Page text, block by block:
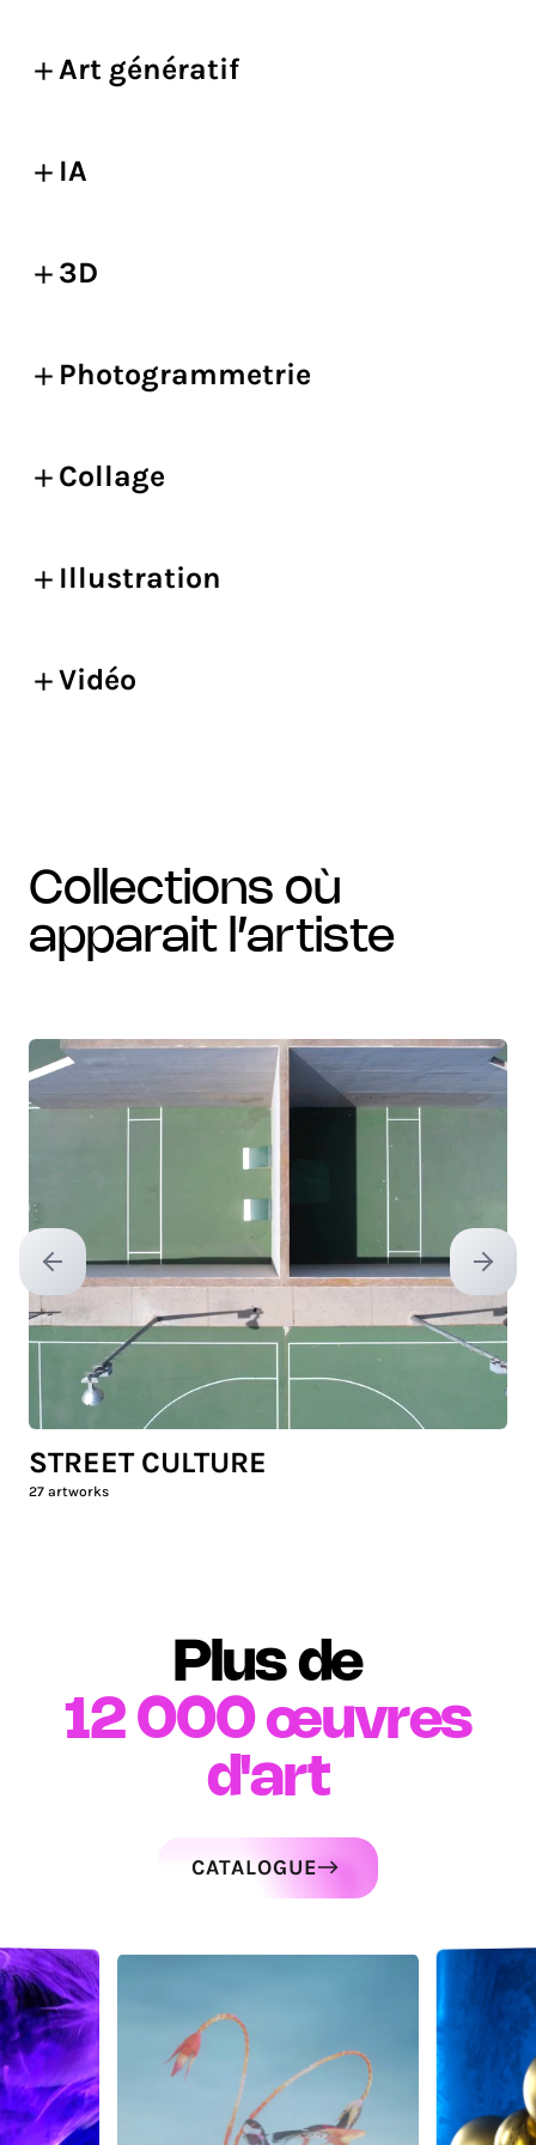
Art génératif
IA
3D
Photogrammetrie
Collage
Illustration
Vidéo
collections où
apparait l’artiste
Previous slide Next
STREET CULTURE
27 artworks
Plus de
12 000 œuvres
d'art
CATALOGUE